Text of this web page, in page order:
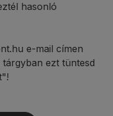
hasonló
e-mail címen
ezt tüntesd